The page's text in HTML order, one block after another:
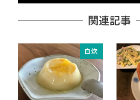
関連記事
自炊